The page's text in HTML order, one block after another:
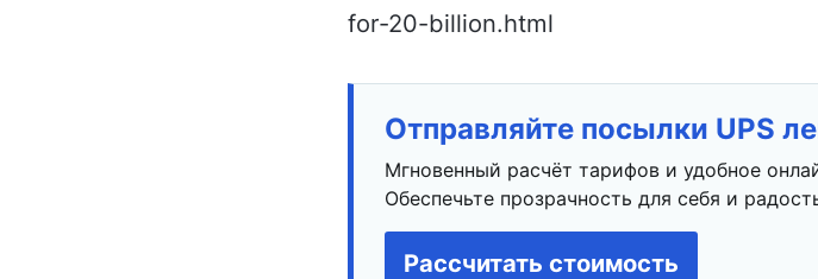
for-20-billion.html
Отправляйте посылки UPS
Мгновенный расчёт тарифов и удобное
Обеспечьте прозрачность для себя и
Рассчитать стоимость